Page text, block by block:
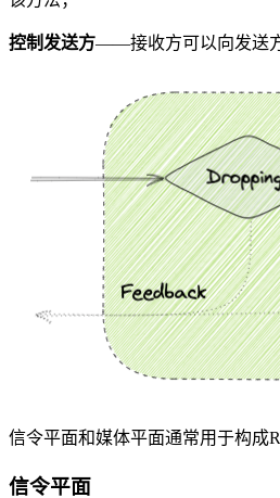
控制发送方——接收方可以向发送方
信令平面和媒体平面通常用于构成
信令平面